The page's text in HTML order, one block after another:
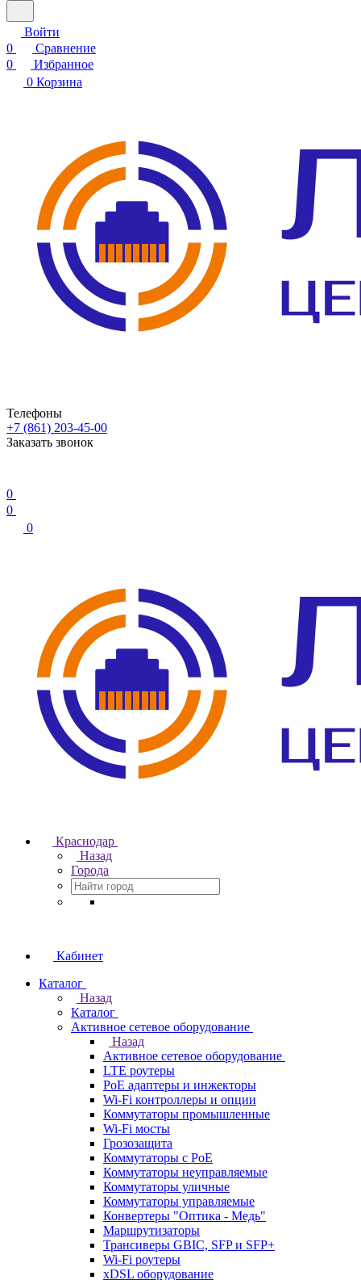
Войти
0
Сравнение
0
Избранное
0 Корзина
Телефоны
+7 (861) 203-45-00
Заказать звонок
0
0
0
Краснодар
Назад
Города
Кабинет
Каталог
Назад
Каталог
Активное сетевое оборудование
Назад
Активное сетевое оборудование
LTE роутеры
PoE адаптеры и инжекторы
Wi-Fi контроллеры и опции
Коммутаторы промышленные
Wi-Fi мосты
Грозозащита
Коммутаторы c PoE
Коммутаторы неуправляемые
Коммутаторы уличные
Коммутаторы управляемые
Конвертеры "Оптика - Медь"
Маршрутизаторы
Трансиверы GBIC, SFP и SFP+
Wi-Fi роутеры
xDSL оборудование